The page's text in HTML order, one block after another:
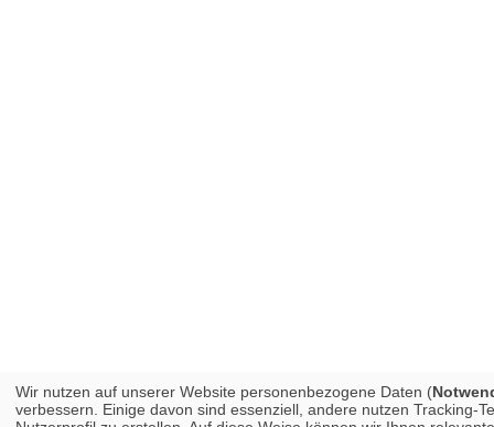
Wir nutzen auf unserer Website personenbezogene Daten (
verbessern. Einige davon sind essenziell, andere nutzen Tracking-